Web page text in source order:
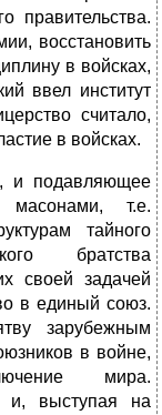
правитель­ства.
восстановить
в войсках,
ввел институт
считало,
в войсках.
и подавляющее
масонами, т.е.
тайного
братства
своей задачей
в единый союз.
зарубежным
в войне,
мира.
и, выступая на